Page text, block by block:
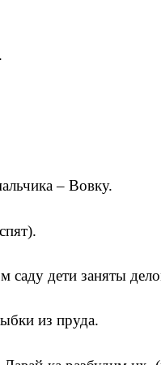
– Вовку.
саду дети заняты
из пруда.